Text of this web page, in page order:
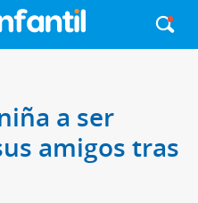
a ser
amigos tras